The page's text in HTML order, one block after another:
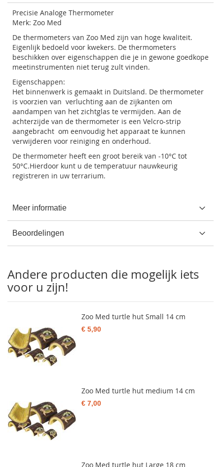
Precisie Analoge Thermometer
Merk: Zoo Med
De thermometers van Zoo Med zijn van hoge kwaliteit.
Eigenlijk bedoeld voor kwekers. De thermometers
beschikken over eigenschappen die je in gewone goedkope
meetinstrumenten niet terug zult vinden.
Eigenschappen:
Het binnenwerk is gemaakt in Duitsland. De thermometer
is voorzien van verluchting aan de zijkanten om
aandampen van het zichtglas te vermijden. Aan de
achterzijde van de thermometer is een Velcro-strip
aangebracht om eenvoudig het apparaat te kunnen
verwijderen voor reiniging en onderhoud.
De thermometer heeft een groot bereik van -10°C tot
50°C.Hierdoor kunt u de temperatuur nauwkeurig
registreren in uw terrarium.
Meer informatie
Beoordelingen
Andere producten die mogelijk iets
voor u zijn!
Zoo Med turtle hut Small 14 cm
€ 5,90
Zoo Med turtle hut medium 14 cm
€ 7,00
Zoo Med turtle hut Large 18 cm